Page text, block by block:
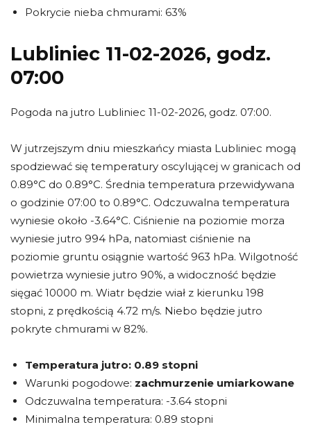
Pokrycie nieba chmurami: 63%
Lubliniec 11-02-2026, godz.
07:00
Pogoda na jutro Lubliniec 11-02-2026, godz. 07:00.
W jutrzejszym dniu mieszkańcy miasta Lubliniec mogą
spodziewać się temperatury oscylującej w granicach od
0.89°C do 0.89°C. Średnia temperatura przewidywana
o godzinie 07:00 to 0.89°C. Odczuwalna temperatura
wyniesie około -3.64°C. Ciśnienie na poziomie morza
wyniesie jutro 994 hPa, natomiast ciśnienie na
poziomie gruntu osiągnie wartość 963 hPa. Wilgotność
powietrza wyniesie jutro 90%, a widoczność będzie
sięgać 10000 m. Wiatr będzie wiał z kierunku 198
stopni, z prędkością 4.72 m/s. Niebo będzie jutro
pokryte chmurami w 82%.
Temperatura jutro: 0.89 stopni
Warunki pogodowe: zachmurzenie umiarkowane
Odczuwalna temperatura: -3.64 stopni
Minimalna temperatura: 0.89 stopni